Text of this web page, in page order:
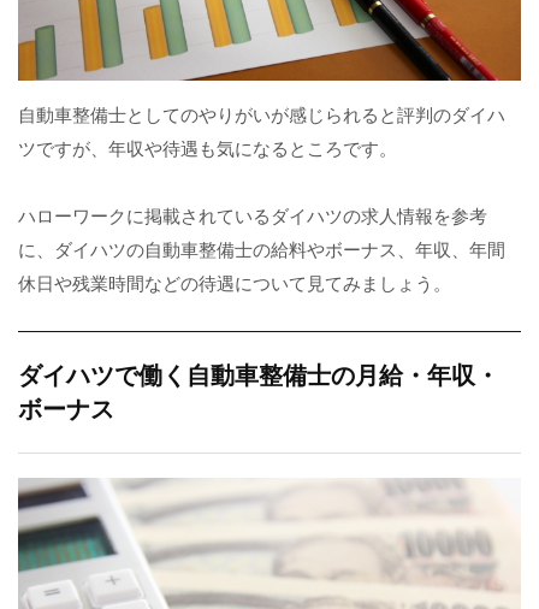
自動車整備士としてのやりがいが感じられると評判のダイハ
ツですが、年収や待遇も気になるところです。
ハローワークに掲載されているダイハツの求人情報を参考
に、ダイハツの自動車整備士の給料やボーナス、年収、年間
休日や残業時間などの待遇について見てみましょう。
ダイハツで働く自動車整備士の月給・年収・
ボーナス